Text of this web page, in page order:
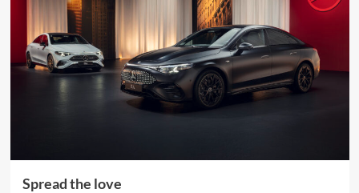
Spread the love